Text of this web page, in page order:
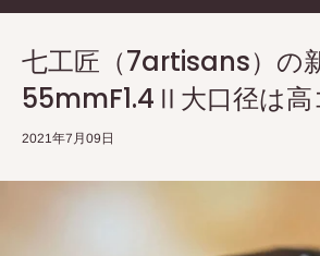
テ
ッ
七工匠（7artisans）の
55mmF1.4Ⅱ大口径は高
2021年7月09日